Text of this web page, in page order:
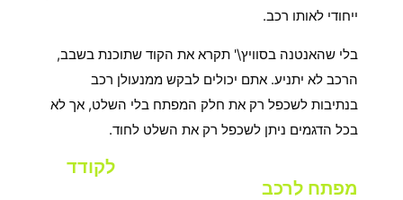
ייחודי לאותו רכב.
בלי שהאנטנה בסוויץ\' תקרא את הקוד שתוכנת בשבב,
הרכב לא יתניע. אתם יכולים לבקש ממנעולן רכב
בנתיבות לשכפל רק את חלק המפתח בלי השלט, אך לא
בכל הדגמים ניתן לשכפל רק את השלט לחוד.
לקודד
מפתח לרכב